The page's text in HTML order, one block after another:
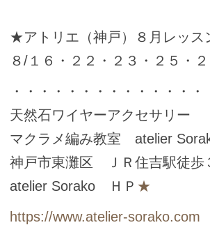
★アトリエ（神戸）８月レッ
８/１６・２２・２３・２５・
・・・・・・・・・・・・・・
天然石ワイヤーアクセサリー
マクラメ編み教室 atelier
神戸市東灘区 ＪＲ住吉駅徒歩
atelier Sorako ＨＰ ★
https://www.atelier-sorako.com